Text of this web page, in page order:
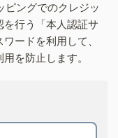
ピングでのクレジッ
を行う「本人認証サ
ードを利用して、
を防止します。